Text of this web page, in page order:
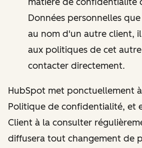
Données personnelles
au nom d'un autre client,
aux politiques de cet
contacter directement.
HubSpot met ponctuellement
Politique de confidentialité, et
Client à la consulter
diffusera tout changement de